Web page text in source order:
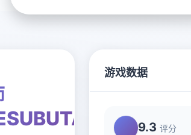
游戏数据
9.3 评分